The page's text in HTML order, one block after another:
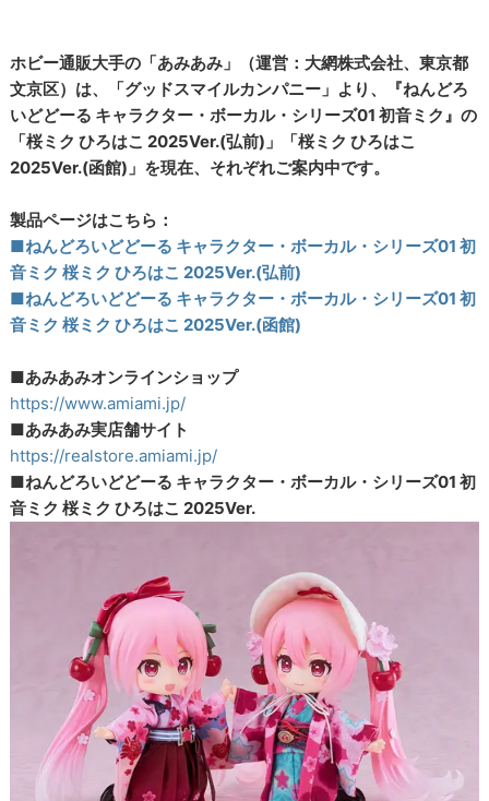
ホビー通販大手の「あみあみ」（運営：大網株式会社、東京都
文京区）は、「グッドスマイルカンパニー」より、『ねんどろ
いどどーる キャラクター・ボーカル・シリーズ01 初音ミク』の
「桜ミク ひろはこ 2025Ver.(弘前)」「桜ミク ひろはこ
2025Ver.(函館)」を現在、それぞれご案内中です。
製品ページはこちら：
■ねんどろいどどーる キャラクター・ボーカル・シリーズ01 初
音ミク 桜ミク ひろはこ 2025Ver.(弘前)
■ねんどろいどどーる キャラクター・ボーカル・シリーズ01 初
音ミク 桜ミク ひろはこ 2025Ver.(函館)
■あみあみオンラインショップ
https://www.amiami.jp/
■あみあみ実店舗サイト
https://realstore.amiami.jp/
■ねんどろいどどーる キャラクター・ボーカル・シリーズ01 初
音ミク 桜ミク ひろはこ 2025Ver.